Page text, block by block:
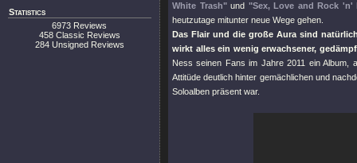
Statistics
6973 Reviews
458 Classic Reviews
284 Unsigned Reviews
White Trash"und "Sex, Love and Rock 'n'
heutzutage mitunter neue Wege gehen.
Das Flair und die große Aura sind
wirkt alles ein wenig erwachsener,
Ness seinen Fans im Jahre 2011 ein Album,
Attitüde deutlich hinter gemächlichen und
Soloalben präsent war.